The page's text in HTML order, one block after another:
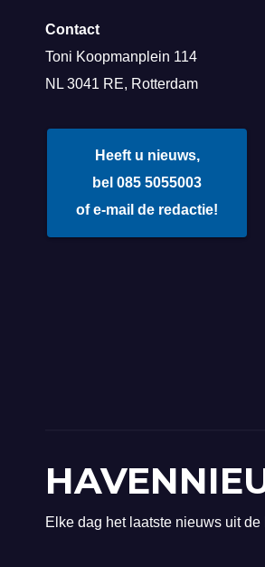
Contact
Toni Koopmanplein 114
NL 3041 RE, Rotterdam
Heeft u nieuws,
bel 085 5055003
of e-mail de redactie!
Elke dag het laatste nieuws uit de